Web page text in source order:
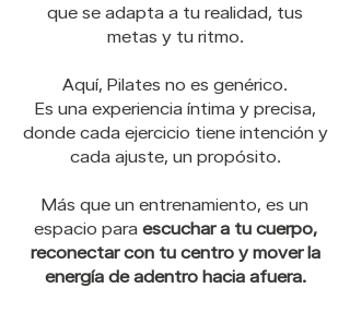
que se adapta a tu realidad, tus
metas y tu ritmo.
Aquí, Pilates no es genérico.
Es una experiencia íntima y precisa,
donde cada ejercicio tiene intención y
cada ajuste, un propósito.
Más que un entrenamiento, es un
espacio para escuchar a tu cuerpo,
reconectar con tu centro y mover la
energía de adentro hacia afuera.